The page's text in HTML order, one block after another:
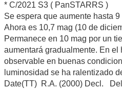
* C/2021 S3 ( PanSTARRS )
Se espera que aumente hasta
Ahora es 10,7 mag (10 de
Permanece en 10 mag por un
aumentará gradualmente. En
observable en buenas
luminosidad se ha ralentizado
Date(TT) R.A. (2000) Decl.